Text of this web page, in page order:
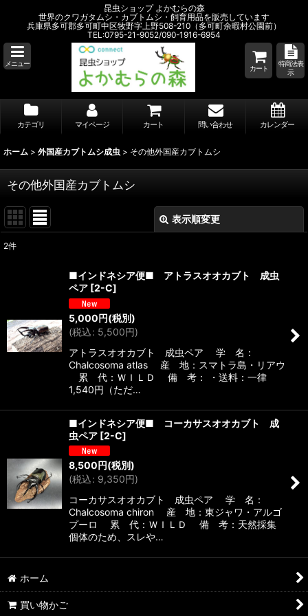
昆虫ショップ よかむらの森
世界のクワガタムシ・カブトムシ・飼育用品を販売しています
兵庫県多可郡多可町中区牧野字上野508-210（多可町余暇村公園前）
TEL:0795-21-9052/090-1916-6954
メニュー
カート
特商法表
示
カテゴリ マイページ カート 問い合わせ カレンダー
ホーム > 外国産カブトムシ成虫 > その他外国産カブトムシ
その他外国産カブトムシ
表示順変更
絞り込む
2件
■インドネシア便■ アトラスオオカブト 成虫
ペア [2-C]
5,000円(税別)
(税込: 5,500円)
アトラスオオカブト 成虫ペア 学 名：
Chalcosoma atlas 産 地：スマトラ島・リアウ
累 代：ＷＩＬＤ 備 考： ・送料：一律
1,540円（ただ…
■インドネシア便■ コーカサスオオカブト 成
虫ペア [2-C]
8,500円(税別)
(税込: 9,350円)
コーカサスオオカブト 成虫ペア 学 名：
Chalcosoma chiron 産 地：東ジャワ・アルゴ
プーロ 累 代：ＷＩＬＤ 備 考：天然採集
個体のため、スレや…
ホーム
買い物かご